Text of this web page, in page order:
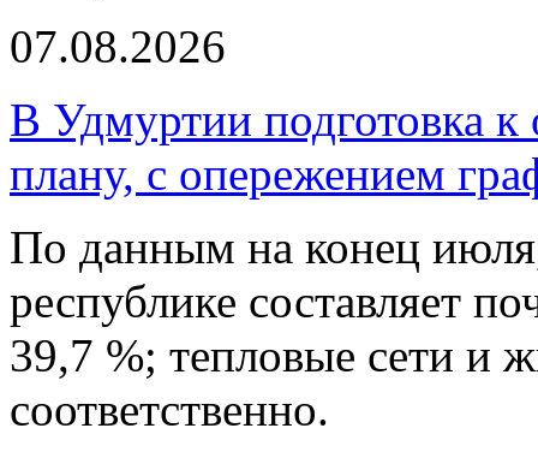
07.08.2026
В Удмуртии подготовка к
плану, с опережением
По данным на конец
республике составляет
39,7 %; тепловые сети и
соответственно.